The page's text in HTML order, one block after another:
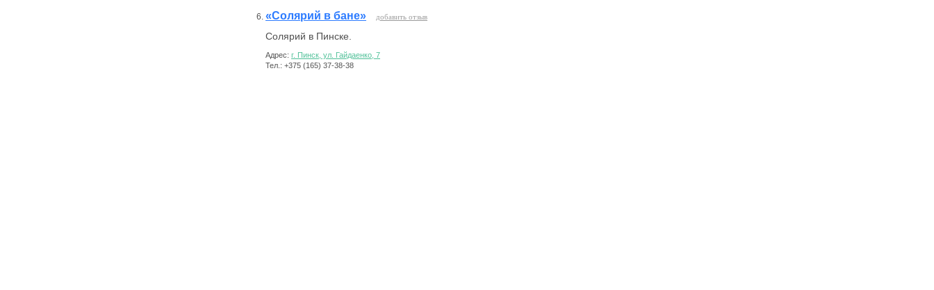
«Солярий в бане» добавить отзыв
Солярий в Пинске.
Адрес: г. Пинск, ул. Гайдаенко, 7
Тел.: +375 (165) 37-38-38